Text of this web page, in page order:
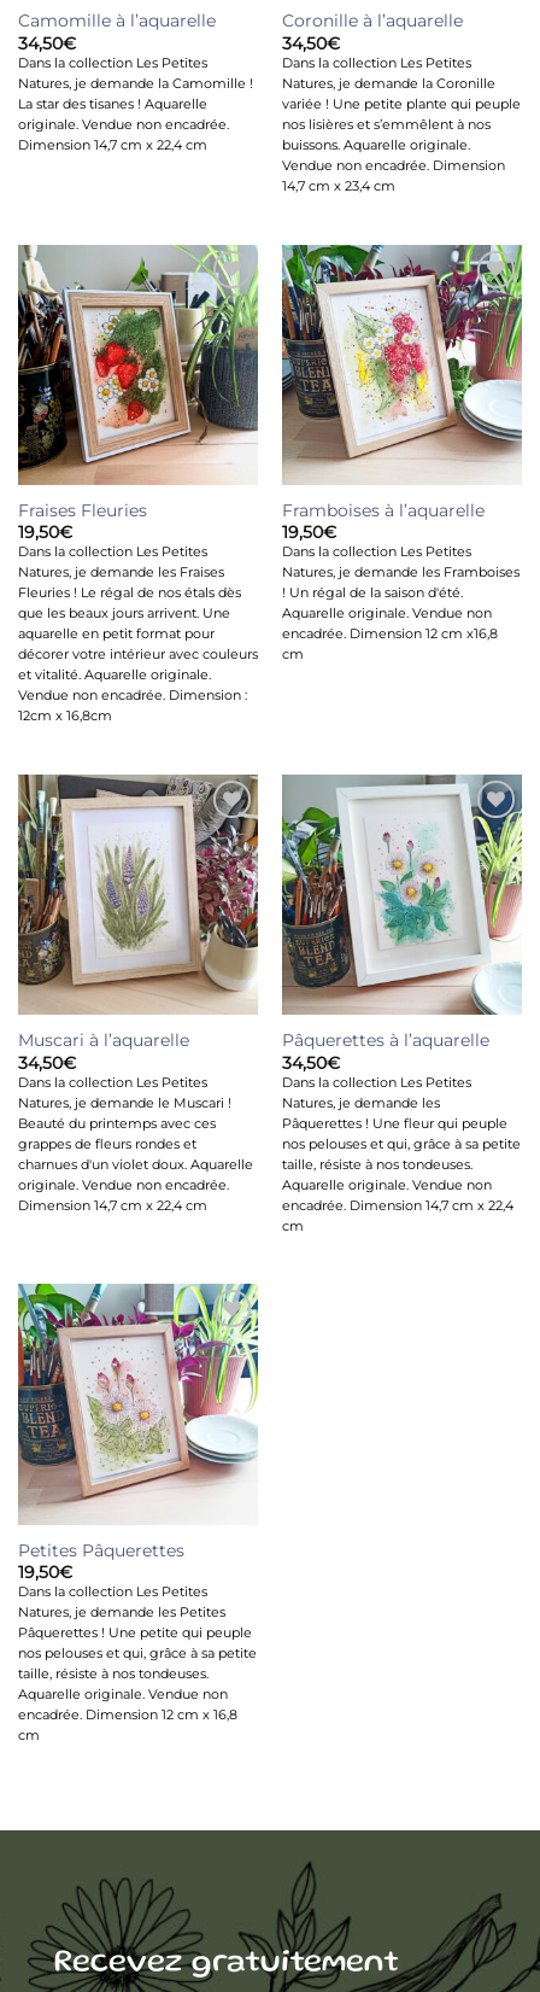
Camomille à l’aquarelle
34,50€
Dans la collection Les Petites
Natures, je demande la Camomille !
La star des tisanes ! Aquarelle
originale. Vendue non encadrée.
Dimension 14,7 cm x 22,4 cm
Coronille à l’aquarelle
34,50€
Dans la collection Les Petites
Natures, je demande la Coronille
variée ! Une petite plante qui peuple
nos lisières et s’emmêlent à nos
buissons. Aquarelle originale.
Vendue non encadrée. Dimension
14,7 cm x 23,4 cm
Ajouter
à la liste
de
souhaits
Fraises Fleuries
19,50€
Dans la collection Les Petites
Natures, je demande les Fraises
Fleuries ! Le régal de nos étals dès
que les beaux jours arrivent. Une
aquarelle en petit format pour
décorer votre intérieur avec couleurs
et vitalité. Aquarelle originale.
Vendue non encadrée. Dimension :
12cm x 16,8cm
Ajouter
à la liste
de
souhaits
Framboises à l’aquarelle
19,50€
Dans la collection Les Petites
Natures, je demande les Framboises
! Un régal de la saison d'été.
Aquarelle originale. Vendue non
encadrée. Dimension 12 cm x16,8
cm
Ajouter
à la liste
de
souhaits
Muscari à l’aquarelle
34,50€
Dans la collection Les Petites
Natures, je demande le Muscari !
Beauté du printemps avec ces
grappes de fleurs rondes et
charnues d'un violet doux. Aquarelle
originale. Vendue non encadrée.
Dimension 14,7 cm x 22,4 cm
Ajouter
à la liste
de
souhaits
Pâquerettes à l’aquarelle
34,50€
Dans la collection Les Petites
Natures, je demande les
Pâquerettes ! Une fleur qui peuple
nos pelouses et qui, grâce à sa petite
taille, résiste à nos tondeuses.
Aquarelle originale. Vendue non
encadrée. Dimension 14,7 cm x 22,4
cm
Ajouter
à la liste
de
souhaits
Petites Pâquerettes
19,50€
Dans la collection Les Petites
Natures, je demande les Petites
Pâquerettes ! Une petite qui peuple
nos pelouses et qui, grâce à sa petite
taille, résiste à nos tondeuses.
Aquarelle originale. Vendue non
encadrée. Dimension 12 cm x 16,8
cm
Recevez gratuitement